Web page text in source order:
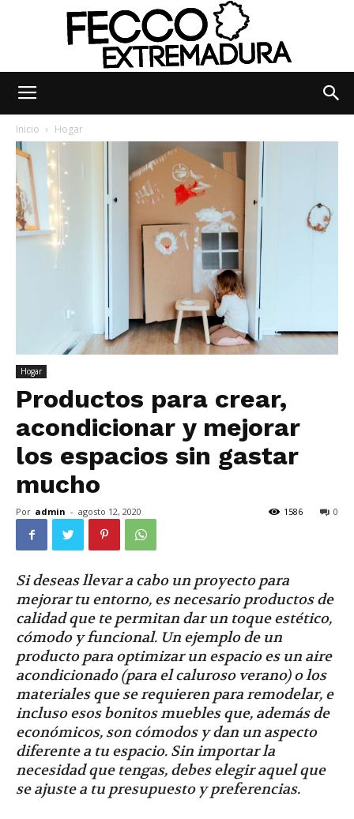
Digital
Extremadura
Inicio Hogar
Hogar
Productos para crear,
acondicionar y mejorar
los espacios sin gastar
mucho
Por admin - agosto 12, 2020 0
1586
Si deseas llevar a cabo un proyecto para
mejorar tu entorno, es necesario productos de
calidad que te permitan dar un toque estético,
cómodo y funcional. Un ejemplo de un
producto para optimizar un espacio es un aire
acondicionado (para el caluroso verano) o los
materiales que se requieren para remodelar, e
incluso esos bonitos muebles que, además de
económicos, son cómodos y dan un aspecto
diferente a tu espacio. Sin importar la
necesidad que tengas, debes elegir aquel que
se ajuste a tu presupuesto y preferencias.